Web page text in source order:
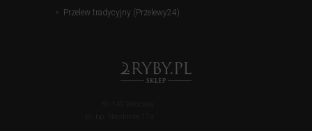
Przelew tradycyjny (Przelewy24)